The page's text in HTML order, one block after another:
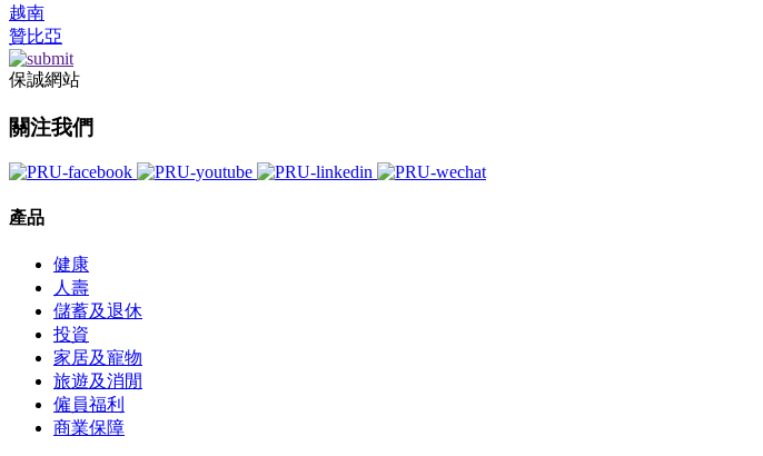
越南
贊比亞
保誠網站
關注我們
產品
健康
人壽
儲蓄及退休
投資
家居及寵物
旅遊及消閒
僱員福利
商業保障